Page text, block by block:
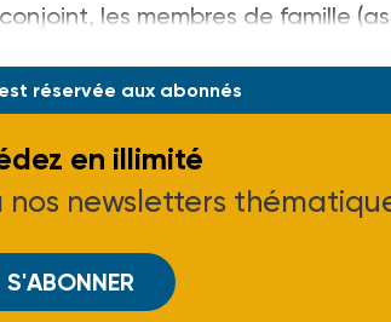
les membres de famille
réservée aux abonnés
en illimité
nos newsletters
S'ABONNER